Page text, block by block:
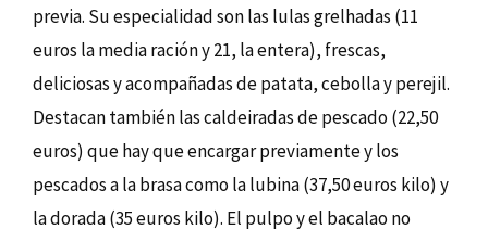
previa. Su especialidad son las lulas grelhadas (11
euros la media ración y 21, la entera), frescas,
deliciosas y acompañadas de patata, cebolla y perejil.
Destacan también las caldeiradas de pescado (22,50
euros) que hay que encargar previamente y los
pescados a la brasa como la lubina (37,50 euros kilo) y
la dorada (35 euros kilo). El pulpo y el bacalao no